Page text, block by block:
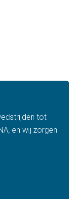
tot
en wij zorgen